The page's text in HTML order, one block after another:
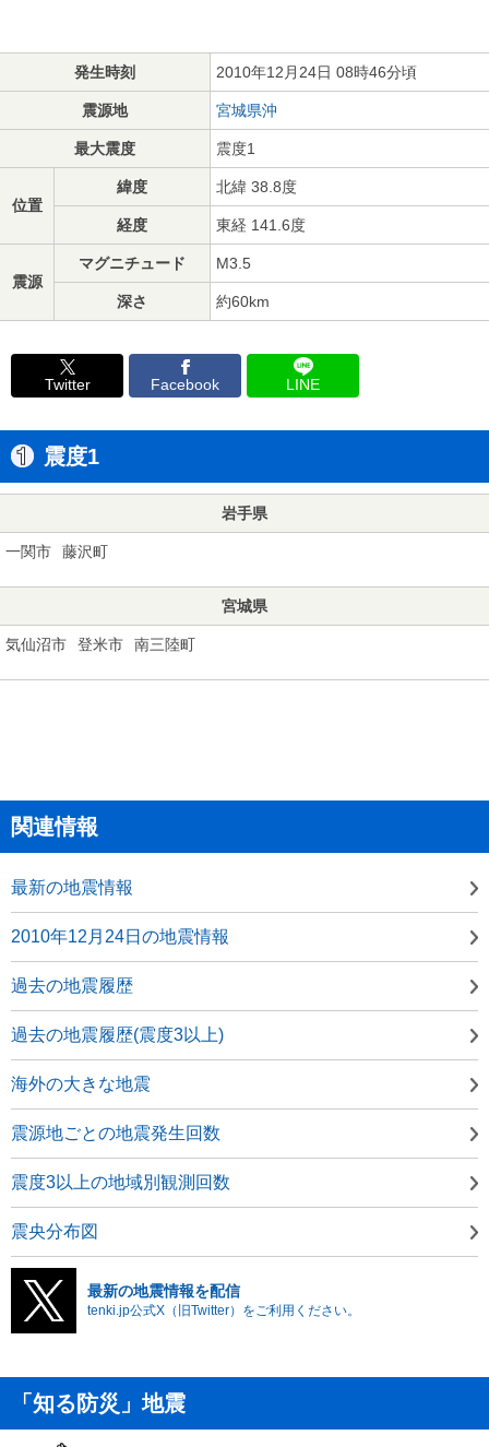
発生時刻 2010年12月24日 08時46分頃
震源地 宮城県沖
最大震度 震度1
位置
緯度 北緯 38.8度
経度 東経 141.6度
震源
マグニチュード M3.5
深さ 約60km
Twitter Facebook LINE
震度1
岩手県
一関市 藤沢町
宮城県
気仙沼市 登米市 南三陸町
関連情報
最新の地震情報
2010年12月24日の地震情報
過去の地震履歴
過去の地震履歴(震度3以上)
海外の大きな地震
震源地ごとの地震発生回数
震度3以上の地域別観測回数
震央分布図
最新の地震情報を配信
tenki.jp公式X（旧Twitter）をご利用ください。
「知る防災」地震